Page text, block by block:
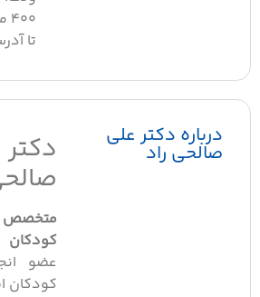
۴۰۰ متر
تا آدرس.
درباره دکتر علی
صالحی راد دکتر علی
متخصص
کودکان
عضو انجمن
کودکان ایران